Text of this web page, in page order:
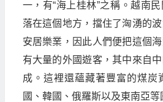
一，有“海上桂林”之稱。越南
落在這個地方，擋住了洶湧的
安居樂業，因此人們便把這個
有大量的外國遊客，其中來自
成。這裡還蘊藏著豐富的煤炭
國、韓國、俄羅斯以及東南亞等